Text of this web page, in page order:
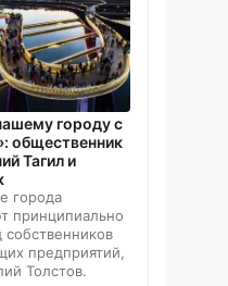
городу с
общественник
Тагил и
города
принципиально
предприятий,
Толстов.